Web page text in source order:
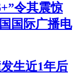
令其震惊
国际广播电
生近1年后